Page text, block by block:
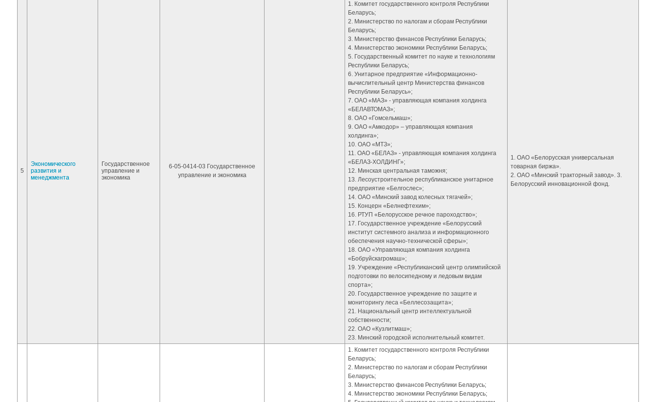
5
Экономического
развития и
менеджмента
Государственное
управление и
экономика
6-05-0414-03 Государственное
управление и экономика
1. Комитет государственного контроля Республики
Беларусь;
2. Министерство по налогам и сборам Республики
Беларусь;
3. Министерство финансов Республики Беларусь;
4. Министерство экономики Республики Беларусь;
5. Государственный комитет по науке и технологиям
Республики Беларусь;
6. Унитарное предприятие «Информационно-
вычислительный центр Министерства финансов
Республики Беларусь»;
7. ОАО «МАЗ» - управляющая компания холдинга
«БЕЛАВТОМАЗ»;
8. ОАО «Гомсельмаш»;
9. ОАО «Амкодор» – управляющая компания
холдинга»;
10. ОАО «МТЗ»;
11. ОАО «БЕЛАЗ» - управляющая компания холдинга
«БЕЛАЗ-ХОЛДИНГ»;
12. Минская центральная таможня;
13. Лесоустроительное республиканское унитарное
предприятие «Белгослес»;
14. ОАО «Минский завод колесных тягачей»;
15. Концерн «Белнефтехим»;
16. РТУП «Белорусское речное пароходство»;
17. Государственное учреждение «Белорусский
институт системного анализа и информационного
обеспечения научно-технической сферы»;
18. ОАО «Управляющая компания холдинга
«Бобруйскагромаш»;
19. Учреждение «Республиканский центр олимпийской
подготовки по велосипедному и ледовым видам
спорта»;
20. Государственное учреждение по защите и
мониторингу леса «Беллесозащита»;
21. Национальный центр интеллектуальной
собственности;
22. ОАО «Кузлитмаш»;
23. Минский городской исполнительный комитет.
1. ОАО «Белорусская универсальная
товарная биржа».
2. ОАО «Минский тракторный завод». 3.
Белорусский инновационной фонд.
1. Комитет государственного контроля Республики
Беларусь;
2. Министерство по налогам и сборам Республики
Беларусь;
3. Министерство финансов Республики Беларусь;
4. Министерство экономики Республики Беларусь;